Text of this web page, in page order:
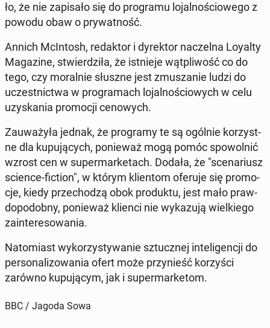
ło, że nie za­pi­sa­ło się do pro­gra­mu lo­jal­no­ścio­we­go z
powodu obaw o pry­wat­ność.
Annich McIn­tosh, re­dak­tor i dy­rek­tor na­czel­na Loyalty
Ma­ga­zi­ne, stwier­dzi­ła, że ist­nie­je wąt­pli­wość co do
tego, czy mo­ral­nie słuszne jest zmu­sza­nie ludzi do
uczest­nic­twa w pro­gra­mach lo­jal­no­ścio­wych w celu
uzy­ska­nia pro­mo­cji ce­no­wych.
Za­uwa­ży­ła jednak, że pro­gra­my te są ogólnie ko­rzyst­
ne dla ku­pu­ją­cych, po­nie­waż mogą pomóc spo­wol­nić
wzrost cen w su­per­mar­ke­tach. Dodała, że "sce­na­riusz
science-fiction", w którym klien­tom oferuje się pro­mo­
cje, kiedy prze­cho­dzą obok pro­duk­tu, jest mało praw­
do­po­dob­ny, po­nie­waż klienci nie wy­ka­zu­ją wiel­kie­go
za­in­te­re­so­wa­nia.
Na­to­miast wy­ko­rzy­sty­wa­nie sztucz­nej in­te­li­gen­cji do
per­so­na­li­zo­wa­nia ofert może przy­nieść ko­rzy­ści
zarówno ku­pu­ją­cym, jak i su­per­mar­ke­tom.
BBC / Jagoda Sowa